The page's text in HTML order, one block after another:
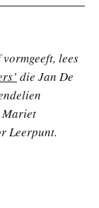
lees
die Jan De
Mariet
Leerpunt.